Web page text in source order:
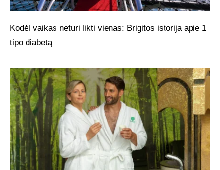
Kodėl vaikas neturi likti vienas: Brigitos istorija apie 1
tipo diabetą